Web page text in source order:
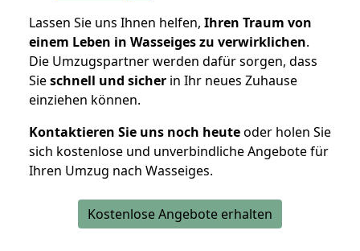
Lassen Sie uns Ihnen helfen, Ihren Traum von
einem Leben in Wasseiges zu verwirklichen.
Die Umzugspartner werden dafür sorgen, dass
Sieschnell und sicher in Ihr neues Zuhause
einziehen können.
Kontaktieren Sie uns noch heuteoder holen Sie
sich kostenlose und unverbindliche Angebote für
Ihren Umzug nach Wasseiges.
Kostenlose Angebote erhalten